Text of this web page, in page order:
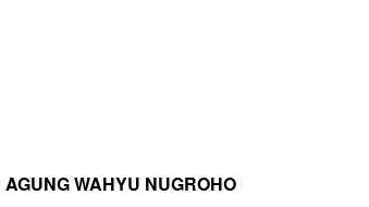
WAHYU NUGROHO